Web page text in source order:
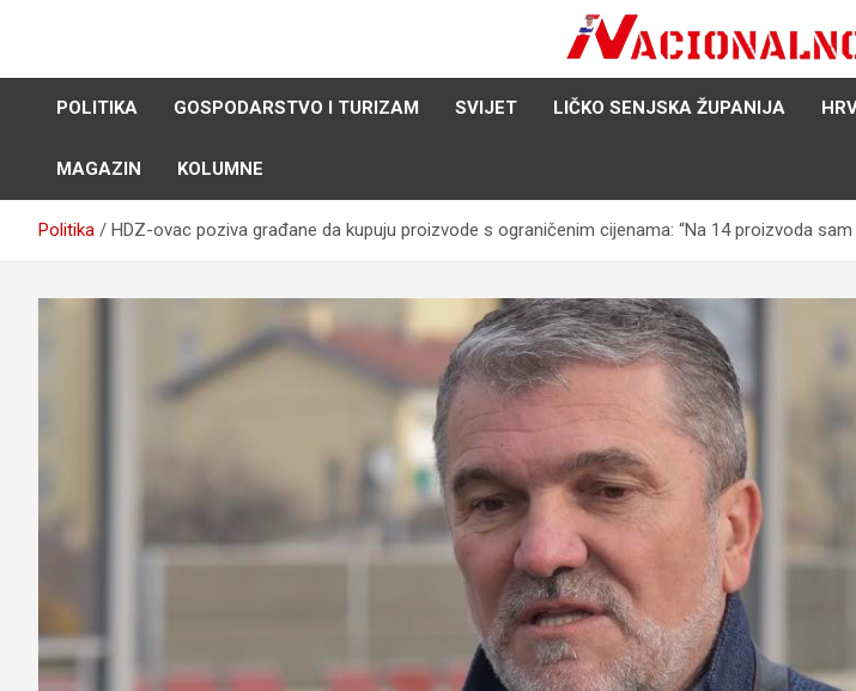
Nacija želi znati više
POLITIKA
GOSPODARSTVO I TURIZAM SVIJET LIČKO SENJSKA ŽUPANIJA
MAGAZIN KOLUMNE
Politika HDZ-ovac poziva građane da kupuju proizvode s ograničenim cijenama: “Na 14 proizvoda sam